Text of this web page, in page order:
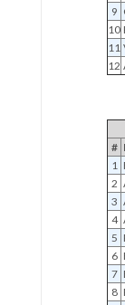
9
10
11
12
#
1
2
3
4
5
6
7
8